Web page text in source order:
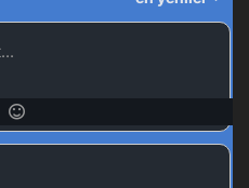
Gods 62.Bölüm izle
Gods 61.Bölüm izle